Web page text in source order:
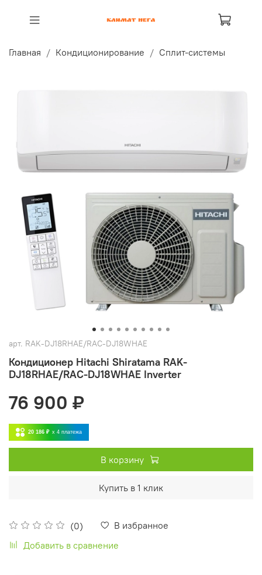
Главная Кондиционирование Сплит-системы
арт. RAK-DJ18RHAE/RAC-DJ18WHAE
Кондиционер Hitachi Shiratama RAK-
DJ18RHAE/RAC-DJ18WHAE Inverter
(0)
В избранное
Добавить в сравнение
76 900 ₽
20 186 ₽ x 4 платежа
В корзину
Купить в 1 клик